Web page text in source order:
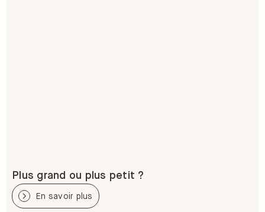
Plus grand ou plus petit ?
En savoir plus